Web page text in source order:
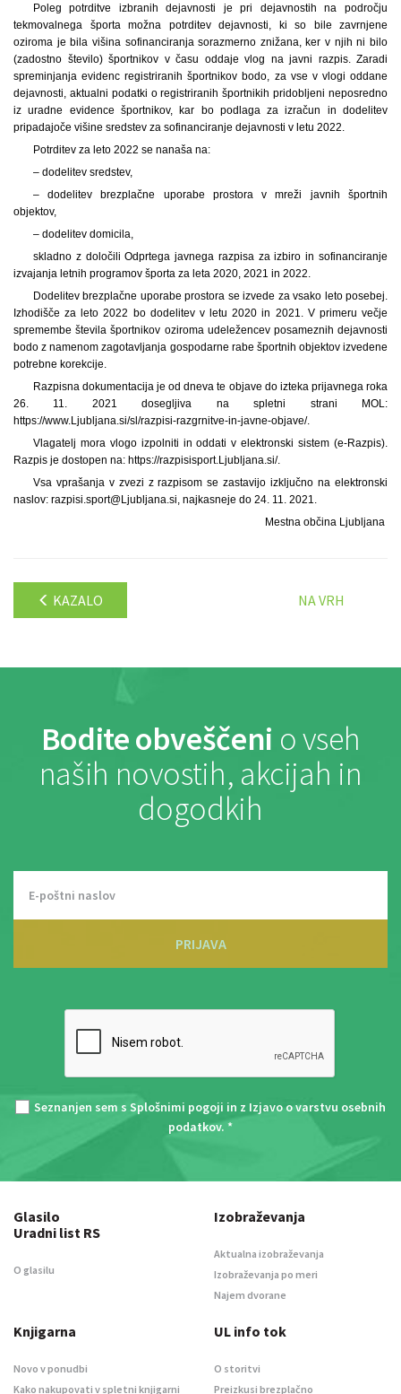
Poleg potrditve izbranih dejavnosti je pri dejavnostih na področju
tekmovalnega športa možna potrditev dejavnosti, ki so bile zavrnjene
oziroma je bila višina sofinanciranja sorazmerno znižana, ker v njih ni bilo
(zadostno število) športnikov v času oddaje vlog na javni razpis. Zaradi
spreminjanja evidenc registriranih športnikov bodo, za vse v vlogi oddane
dejavnosti, aktualni podatki o registriranih športnikih pridobljeni neposredno
iz uradne evidence športnikov, kar bo podlaga za izračun in dodelitev
pripadajoče višine sredstev za sofinanciranje dejavnosti v letu 2022.
Potrditev za leto 2022 se nanaša na:
– dodelitev sredstev,
– dodelitev brezplačne uporabe prostora v mreži javnih športnih
objektov,
– dodelitev domicila,
skladno z določili Odprtega javnega razpisa za izbiro in sofinanciranje
izvajanja letnih programov športa za leta 2020, 2021 in 2022.
Dodelitev brezplačne uporabe prostora se izvede za vsako leto posebej.
Izhodišče za leto 2022 bo dodelitev v letu 2020 in 2021. V primeru večje
spremembe števila športnikov oziroma udeležencev posameznih dejavnosti
bodo z namenom zagotavljanja gospodarne rabe športnih objektov izvedene
potrebne korekcije.
Razpisna dokumentacija je od dneva te objave do izteka prijavnega roka
26. 11. 2021 dosegljiva na spletni strani MOL:
https://www.Ljubljana.si/sl/razpisi-razgrnitve-in-javne-objave/.
Vlagatelj mora vlogo izpolniti in oddati v elektronski sistem (e-Razpis).
Razpis je dostopen na: https://razpisisport.Ljubljana.si/.
Vsa vprašanja v zvezi z razpisom se zastavijo izključno na elektronski
naslov: razpisi.sport@Ljubljana.si, najkasneje do 24. 11. 2021.
Mestna občina Ljubljana
KAZALO NA VRH
Bodite obveščeni o vseh
naših novostih, akcijah in
dogodkih
PRIJAVA
Seznanjen sem s Splošnimi pogoji in z Izjavo o varstvu osebnih
podatkov. *
Glasilo
Uradni list RS
O glasilu
Izobraževanja
Aktualna izobraževanja
Izobraževanja po meri
Najem dvorane
Knjigarna
Novo v ponudbi
Kako nakupovati v spletni knjigarni
UL info tok
O storitvi
Preizkusi brezplačno